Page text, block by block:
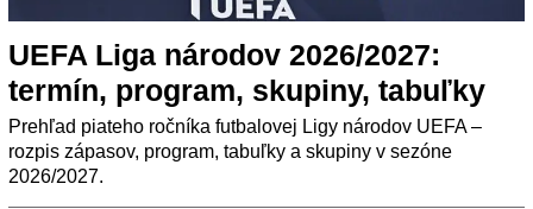
UEFA Liga národov 2026/2027:
termín, program, skupiny, tabuľky
Prehľad piateho ročníka futbalovej Ligy národov UEFA –
rozpis zápasov, program, tabuľky a skupiny v sezóne
2026/2027.